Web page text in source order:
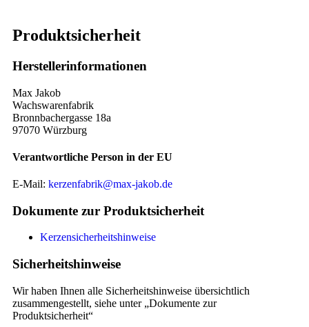
Produktsicherheit
Herstellerinformationen
Max Jakob
Wachswarenfabrik
Bronnbachergasse 18a
97070 Würzburg
Verantwortliche Person in der EU
E-Mail: kerzenfabrik@max-jakob.de
Dokumente zur Produktsicherheit
Kerzensicherheitshinweise
Sicherheitshinweise
Wir haben Ihnen alle Sicherheitshinweise übersichtlich
zusammengestellt, siehe unter „Dokumente zur
Produktsicherheit“